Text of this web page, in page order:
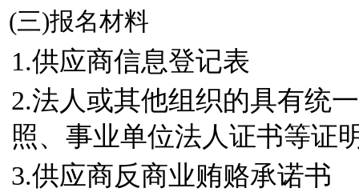
(三)报名材料
1.供应商信息登记表
2.法人或其他组织的具有统
照、事业单位法人证书等证
3.供应商反商业贿赂承诺书